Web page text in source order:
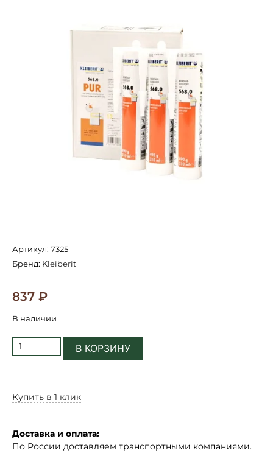
Артикул: 7325
Бренд: Kleiberit
837 ₽
В наличии
В КОРЗИНУ
Купить в 1 клик
Доставка и оплата:
По России доставляем транспортными компаниями.